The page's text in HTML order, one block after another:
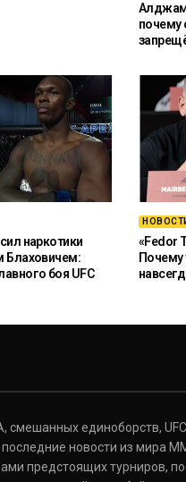
почему
наркотики
Блаховичем:
боя UFC
«Fedor
Почему
единоборств,
новости из мира
предстоящих турниров,